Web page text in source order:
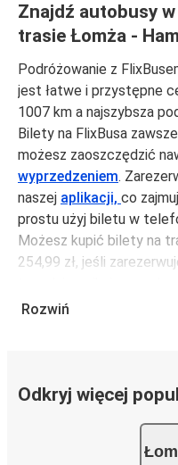
Znajdź autobusy
trasie Łomża -
Podróżowanie z
jest łatwe i przystępne
1007 km a najszybsza
Bilety na FlixBusa
możesz zaoszczędzić
wyprzedzeniem.
naszej aplikacji, co
prostu użyj biletu w
Możesz kupić bilety na
254,99 zł, jeśli
szybko, łatwo i zadbać o
Trasa Łomża - Hamburg
niż podróż
Rozwiń
Odkryj więcej